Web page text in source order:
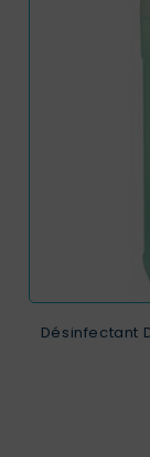
Désinfectant